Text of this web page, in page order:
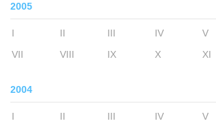
2005
I II III IV V
VII
VIII IX X XI
2004
I II III IV V